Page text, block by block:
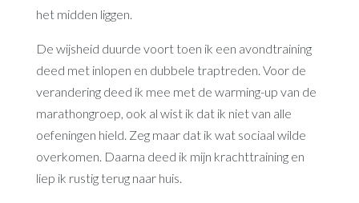
het midden liggen.
De wijsheid duurde voort toen ik een avondtraining
deed met inlopen en dubbele traptreden. Voor de
verandering deed ik mee met de warming-up van de
marathongroep, ook al wist ik dat ik niet van alle
oefeningen hield. Zeg maar dat ik wat sociaal wilde
overkomen. Daarna deed ik mijn krachttraining en
liep ik rustig terug naar huis.